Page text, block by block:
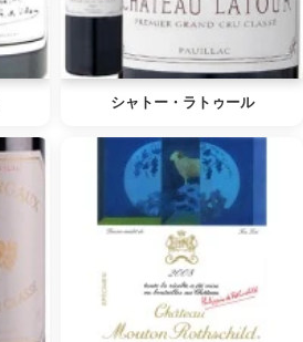
シャトー・ラトゥール